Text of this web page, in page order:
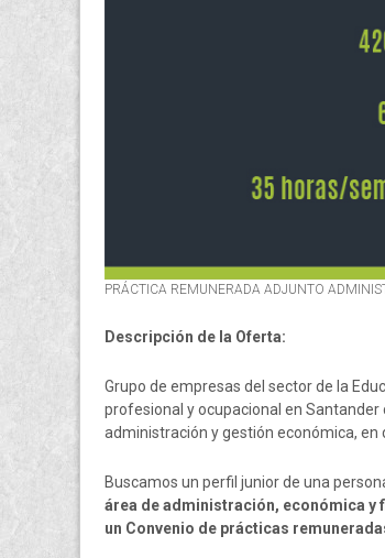
PRÁCTICA REMUNERADA ADJUNTO
Descripción de la Oferta:
Grupo de empresas del sector de la
profesional y ocupacional en Santander
administración y gestión económica,
Buscamos un perfil junior de una
área de administración, económica y
un Convenio de prácticas